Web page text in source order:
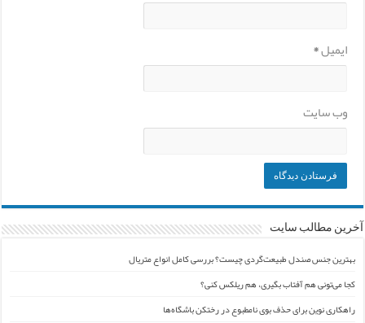
ایمیل*
وب‌ سایت
آخرین مطالب سایت
بهترین جنس صندل طبیعت‌گردی چیست؟ بررسی کامل انواع متریال
کجا می‌تونی هم آفتاب بگیری، هم ریلکس کنی؟
راهکاری نوین برای حذف بوی نامطبوع در رختکن باشگاه‌ها